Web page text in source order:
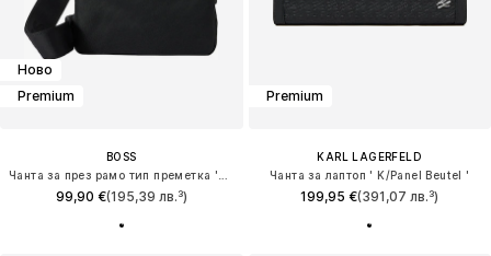
Ново
Premium
BOSS
99,90 €(195,39 лв.³)
Premium
KARL LAGERFELD
Чанта за лаптоп ' K/Panel Beutel '
199,95 €(391,07 лв.³)